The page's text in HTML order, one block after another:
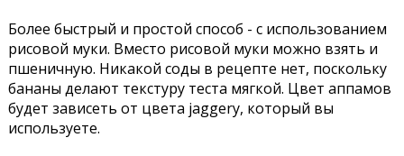
Более быстрый и простой способ - с использованием
рисовой муки. Вместо рисовой муки можно взять и
пшеничную. Никакой соды в рецепте нет, поскольку
бананы делают текстуру теста мягкой. Цвет аппамов
будет зависеть от цвета jaggery, который вы
используете.